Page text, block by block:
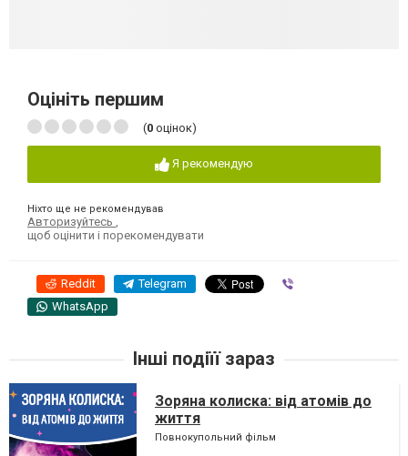
Оцініть першим
(0 оцінок)
Я рекомендую
Ніхто ще не рекомендував
Авторизуйтесь
щоб оцінити і порекомендувати
Reddit Telegram
WhatsApp
Інші подіїї зараз
Зоряна колиска: від атомів до
життя
Повнокупольний фільм